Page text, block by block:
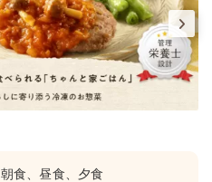
朝食、昼食、夕食